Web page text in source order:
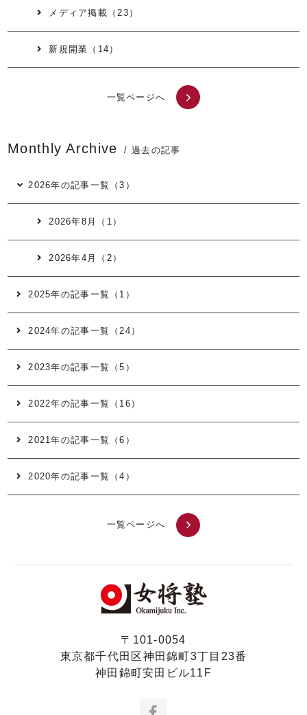
メディア掲載（23）
新規開業（14）
一覧ページへ
Monthly Archive / 過去の記事
2026年の記事一覧（3）
2026年8月（1）
2026年4月（2）
2025年の記事一覧（1）
2024年の記事一覧（24）
2023年の記事一覧（5）
2022年の記事一覧（16）
2021年の記事一覧（6）
2020年の記事一覧（4）
一覧ページへ
〒101-0054
東京都千代田区神田錦町3丁目23番
神田錦町安田ビル11F